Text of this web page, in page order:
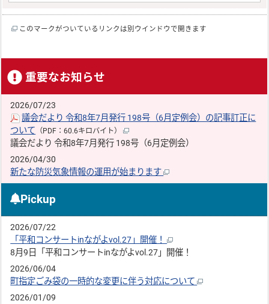
このマークがついているリンクは別ウインドウで開きます
重要なお知らせ
2026/07/23
議会だより 令和8年7月発行 198号（6月定例会）の記事訂正に
ついて （PDF：60.6キロバイト）
議会だより 令和8年7月発行 198号（6月定例会）
2026/04/30
新たな防災気象情報の運用が始まります
Pickup
2026/07/22
「平和コンサートinながよvol.27」開催！
8月9日「平和コンサートinながよvol.27」開催！
2026/06/04
町指定ごみ袋の一時的な変更に伴う対応について
2026/01/09